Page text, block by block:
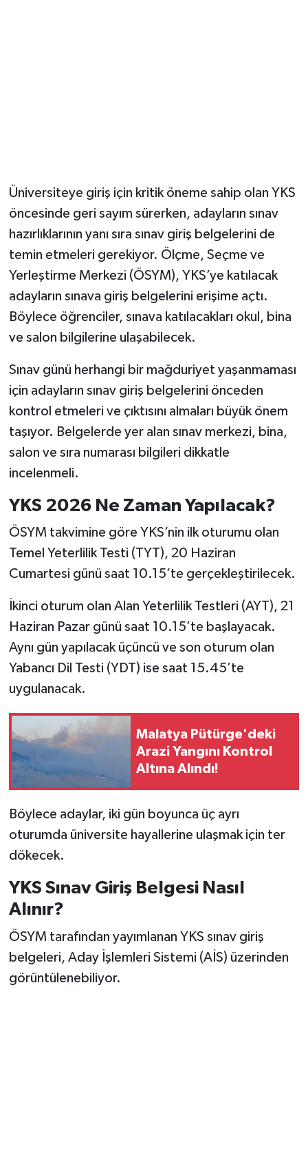
Üniversiteye giriş için kritik öneme sahip olan YKS
öncesinde geri sayım sürerken, adayların sınav
hazırlıklarının yanı sıra sınav giriş belgelerini de
temin etmeleri gerekiyor. Ölçme, Seçme ve
Yerleştirme Merkezi (ÖSYM), YKS’ye katılacak
adayların sınava giriş belgelerini erişime açtı.
Böylece öğrenciler, sınava katılacakları okul, bina
ve salon bilgilerine ulaşabilecek.
Sınav günü herhangi bir mağduriyet yaşanmaması
için adayların sınav giriş belgelerini önceden
kontrol etmeleri ve çıktısını almaları büyük önem
taşıyor. Belgelerde yer alan sınav merkezi, bina,
salon ve sıra numarası bilgileri dikkatle
incelenmeli.
YKS 2026 Ne Zaman Yapılacak?
ÖSYM takvimine göre YKS’nin ilk oturumu olan
Temel Yeterlilik Testi (TYT), 20 Haziran
Cumartesi günü saat 10.15’te gerçekleştirilecek.
İkinci oturum olan Alan Yeterlilik Testleri (AYT), 21
Haziran Pazar günü saat 10.15’te başlayacak.
Aynı gün yapılacak üçüncü ve son oturum olan
Yabancı Dil Testi (YDT) ise saat 15.45’te
uygulanacak.
Malatya Pütürge'deki
Arazi Yangını Kontrol
Altına Alındı!
Böylece adaylar, iki gün boyunca üç ayrı
oturumda üniversite hayallerine ulaşmak için ter
dökecek.
YKS Sınav Giriş Belgesi Nasıl
Alınır?
ÖSYM tarafından yayımlanan YKS sınav giriş
belgeleri, Aday İşlemleri Sistemi (AİS) üzerinden
görüntülenebiliyor.